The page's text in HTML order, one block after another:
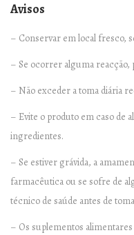
u
l
q
t
i
t
y
Avisos
– Conservar em local fresco,
– Se ocorrer alguma reacção,
– Não exceder a toma diária
– Evite o produto em caso de
ingredientes.
– Se estiver grávida, a
farmacêutica ou se sofre de
técnico de saúde antes de
– Os suplementos